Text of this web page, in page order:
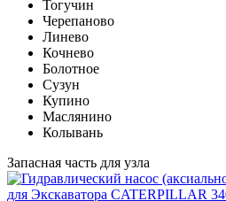
Тогучин
Черепаново
Линево
Кочнево
Болотное
Сузун
Купино
Маслянино
Колывань
Запасная часть для узла